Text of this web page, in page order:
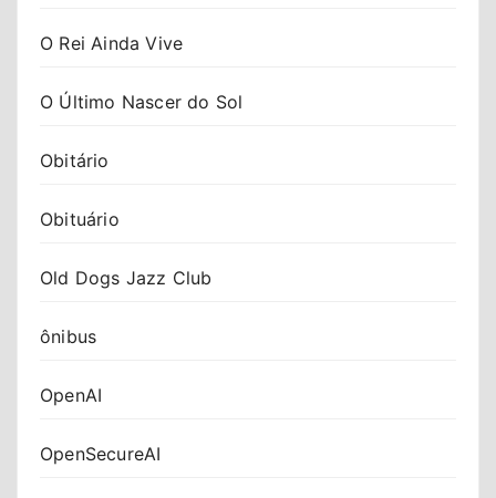
O Rei Ainda Vive
O Último Nascer do Sol
Obitário
Obituário
Old Dogs Jazz Club
ônibus
OpenAI
OpenSecureAI